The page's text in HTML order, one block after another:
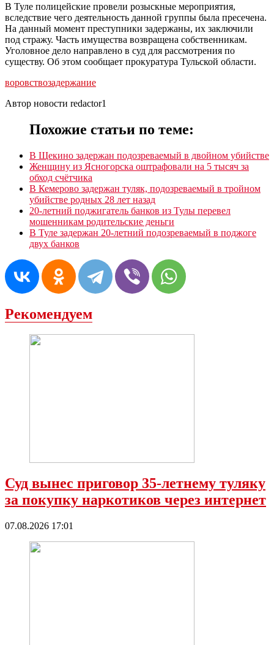
В Туле полицейские провели розыскные мероприятия,
вследствие чего деятельность данной группы была пресечена.
На данный момент преступники задержаны, их заключили
под стражу. Часть имущества возвращена собственникам.
Уголовное дело направлено в суд для рассмотрения по
существу. Об этом сообщает прокуратура Тульской области.
воровствозадержание
Автор новости redactor1
Похожие статьи по теме:
В Щекино задержан подозреваемый в двойном убийстве
Женщину из Ясногорска оштрафовали на 5 тысяч за
обход счётчика
В Кемерово задержан туляк, подозреваемый в тройном
убийстве родных 28 лет назад
20-летний поджигатель банков из Тулы перевел
мошенникам родительские деньги
В Туле задержан 20-летний подозреваемый в поджоге
двух банков
Рекомендуем
Суд вынес приговор 35-летнему туляку
за покупку наркотиков через интернет
07.08.2026 17:01